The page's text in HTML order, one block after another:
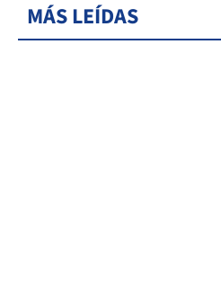
MÁS LEÍDAS